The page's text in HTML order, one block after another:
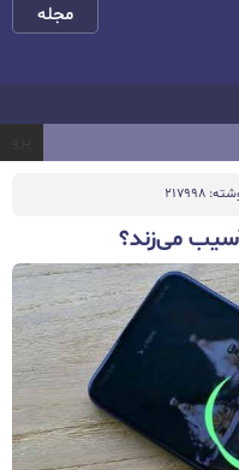
مجله
217998
می‌زند؟